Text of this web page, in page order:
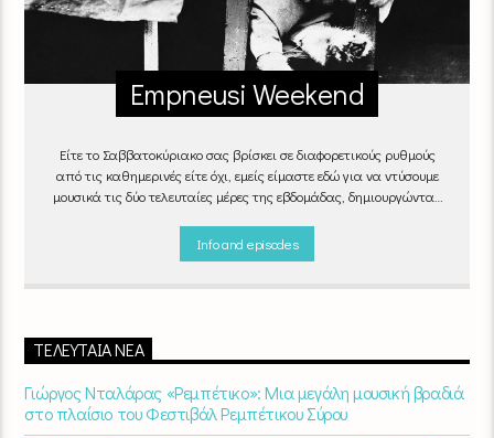
Empneusi Weekend
Είτε το Σαββατοκύριακο σας βρίσκει σε διαφορετικούς ρυθμούς
από τις καθημερινές είτε όχι, εμείς είμαστε εδώ για να ντύσουμε
μουσικά τις δύο τελευταίες μέρες της εβδομάδας, δημιουργώντας
Info and episodes
ΤΕΛΕΥΤΑΊΑ ΝΈΑ
Γιώργος Νταλάρας «Ρεμπέτικο»: Μια μεγάλη μουσική βραδιά
στο πλαίσιο του Φεστιβάλ Ρεμπέτικου Σύρου